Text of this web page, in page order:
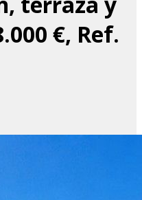
€, Ref.